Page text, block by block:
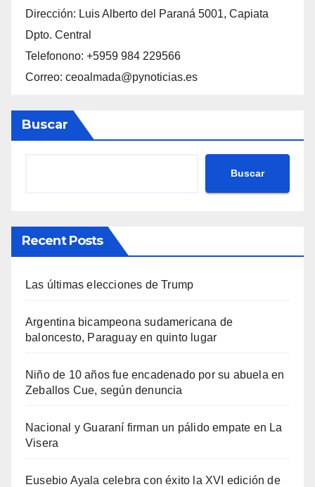
Dirección: Luis Alberto del Paraná 5001, Capiata
Dpto. Central
Telefonono: +5959 984 229566
Correo: ceoalmada@pynoticias.es
Buscar
Buscar
Recent Posts
Las últimas elecciones de Trump
Argentina bicampeona sudamericana de
baloncesto, Paraguay en quinto lugar
Niño de 10 años fue encadenado por su abuela en
Zeballos Cue, según denuncia
Nacional y Guaraní firman un pálido empate en La
Visera
Eusebio Ayala celebra con éxito la XVI edición de